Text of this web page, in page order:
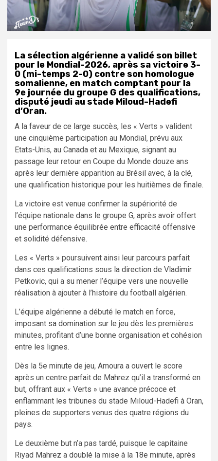
La sélection algérienne a validé son billet
pour le Mondial-2026, après sa victoire 3-
0 (mi-temps 2-0) contre son homologue
somalienne, en match comptant pour la
9e journée du groupe G des qualifications,
disputé jeudi au stade Miloud-Hadefi
d’Oran.
A la faveur de ce large succès, les « Verts » valident
une cinquième participation au Mondial, prévu aux
Etats-Unis, au Canada et au Mexique, signant au
passage leur retour en Coupe du Monde douze ans
après leur dernière apparition au Brésil avec, à la clé,
une qualification historique pour les huitièmes de finale.
La victoire est venue confirmer la supériorité de
l’équipe nationale dans le groupe G, après avoir offert
une performance équilibrée entre efficacité offensive
et solidité défensive.
Les « Verts » poursuivent ainsi leur parcours parfait
dans ces qualifications sous la direction de Vladimir
Petkovic, qui a su mener l’équipe vers une nouvelle
réalisation à ajouter à l’histoire du football algérien.
L’équipe algérienne a débuté le match en force,
imposant sa domination sur le jeu dès les premières
minutes, profitant d’une bonne organisation et cohésion
entre les lignes.
Dès la 5e minute de jeu, Amoura a ouvert le score
après un centre parfait de Mahrez qu’il a transformé en
but, offrant aux « Verts » une avance précoce et
enflammant les tribunes du stade Miloud-Hadefi à Oran,
pleines de supporters venus des quatre régions du
pays.
Le deuxième but n’a pas tardé, puisque le capitaine
Riyad Mahrez a doublé la mise à la 18e minute, après